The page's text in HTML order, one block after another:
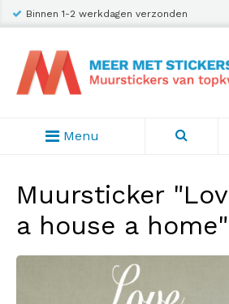
Binnen 1-2 werkdagen verzonden
Menu
Muursticker
a house a home"